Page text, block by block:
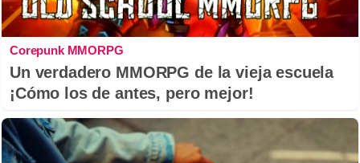
Corepunk MMORPG
Un verdadero MMORPG de la vieja escuela
¡Cómo los de antes, pero mejor!